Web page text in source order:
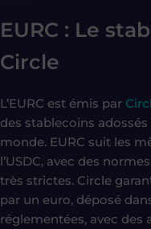
EURC : Le
Circle
L’EURC est émis par
des stablecoins
monde. EURC suit les
l’USDC, avec des
très strictes. Circle
par un euro, déposé
réglementées, avec des